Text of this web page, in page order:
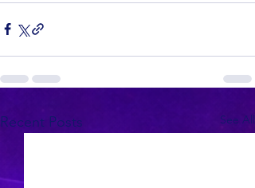
Recent Posts See All